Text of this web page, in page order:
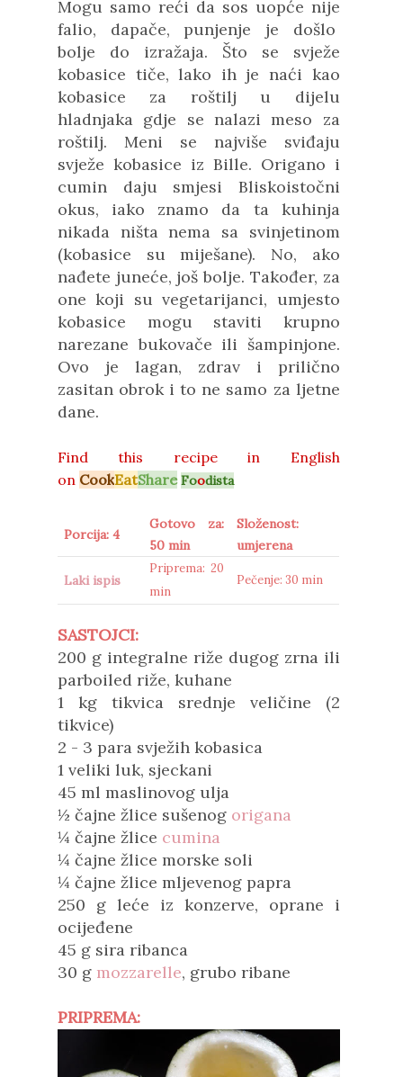
Mogu samo reći da sos uopće nije
falio, dapače, punjenje je došlo
bolje do izražaja. Što se svježe
kobasice tiče, lako ih je naći kao
kobasice za roštilj u dijelu
hladnjaka gdje se nalazi meso za
roštilj. Meni se najviše sviđaju
svježe kobasice iz Bille. Origano i
cumin daju smjesi Bliskoistočni
okus, iako znamo da ta kuhinja
nikada ništa nema sa svinjetinom
(kobasice su miješane). No, ako
nađete juneće, još bolje. Također, za
one koji su vegetarijanci, umjesto
kobasice mogu staviti krupno
narezane bukovače ili šampinjone.
Ovo je lagan, zdrav i prilično
zasitan obrok i to ne samo za ljetne
dane.
Find this recipe in
English
on CookEatShare Foodista
Porcija: 4
Gotovo za:
50 min
Složenost:
umjerena
Laki ispis
Priprema: 20
min
Pečenje: 30 min
SASTOJCI:
200 g integralne riže dugog zrna ili
parboiled riže, kuhane
1 kg tikvica srednje veličine (2
tikvice)
2 - 3 para svježih kobasica
1 veliki luk, sjeckani
45 ml maslinovog ulja
½ čajne žlice sušenog origana
¼ čajne žlice cumina
¼ čajne žlice morske soli
¼ čajne žlice mljevenog papra
250 g leće iz konzerve, oprane i
ocijeđene
45 g sira ribanca
30 g mozzarelle, grubo ribane
PRIPREMA: